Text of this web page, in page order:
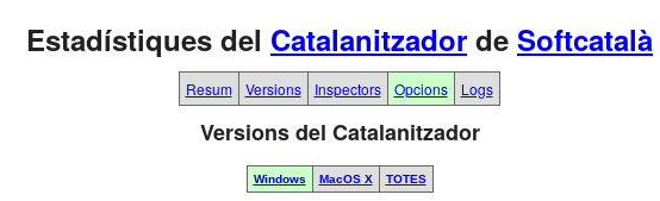
Estadístiques del Catalanitzador de Softcatalà
Resum Versions Inspectors Opcions Logs
Versions del Catalanitzador
Windows MacOS X TOTES